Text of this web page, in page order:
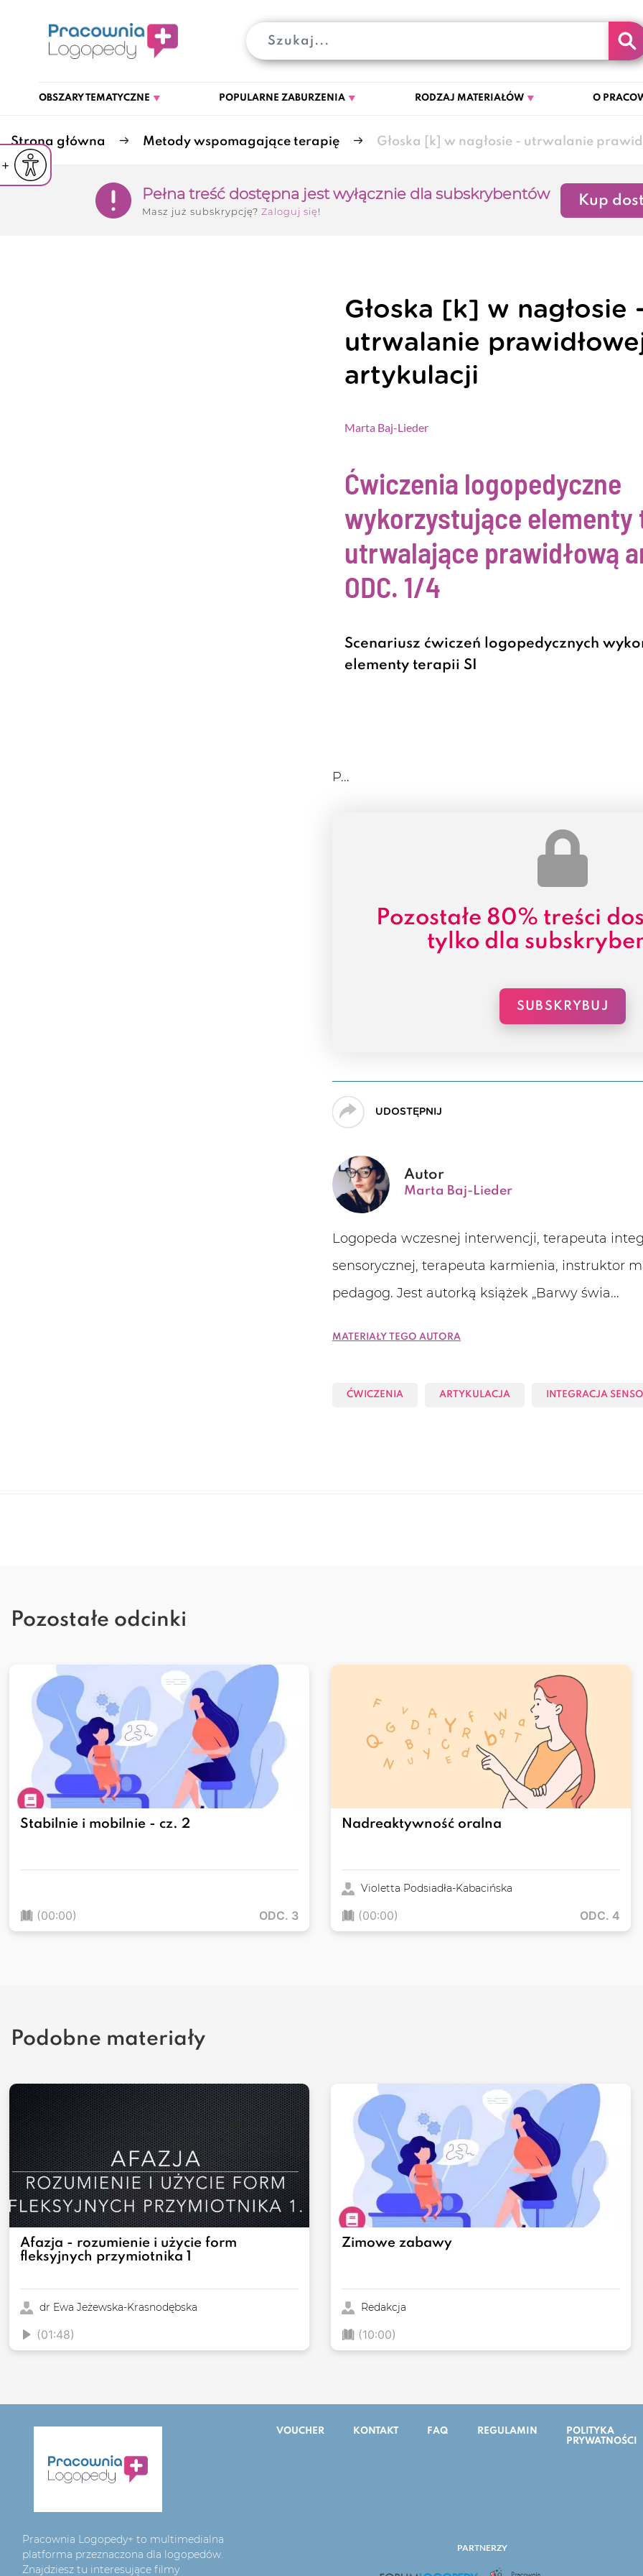
czcionkę
czcionka
Powiększ czcionkę
OBSZARY TEMATYCZNE POPULARNE ZABURZENIA RODZAJ MATERIAŁÓW O
Strona główna Metody wspomagające terapię Głoska [k] w nagłosie - utrwalanie
Pełna treść dostępna jest wyłącznie dla subskrybentów
Masz już subskrypcję? Zaloguj się !
Kup
Głoska [k] w nagłosie
utrwalanie
artykulacji
Marta Baj-Lieder
Ćwiczenia logopedyczne
wykorzystujące elementy
utrwalające prawidłową
ODC. 1/4
Scenariusz ćwiczeń logopedycznych
elementy terapii SI
P...
Pozostałe 80% treści
tylko dla
SUBSKRYBUJ
UDOSTĘPNIJ
Autor
Marta Baj-Lieder
Logopeda wczesnej interwencji, terapeuta
sensorycznej, terapeuta karmienia, instruktor
pedagog. Jest autorką książek „Barwy świa...
Materiały tego autora
ĆWICZENIA ARTYKULACJA INTEGRACJA
Pozostałe odcinki
Stabilnie i mobilnie - cz. 2
(00:00) ODC. 3
Nadreaktywność oralna
Violetta Podsiadła-Kabacińska
(00:00) ODC. 4
Podobne materiały
Afazja - rozumienie i użycie form
fleksyjnych przymiotnika 1
dr Ewa Jeżewska-Krasnodębska
(01:48)
Zimowe zabawy
Redakcja
(10:00)
Pracownia Logopedy+ to multimedialna
platforma przeznaczona dla logopedów.
Znajdziesz tu interesujące filmy
VOUCHER KONTAKT FAQ REGULAMIN
POLITYKA
PRYWATNOŚCI
PARTNERZY